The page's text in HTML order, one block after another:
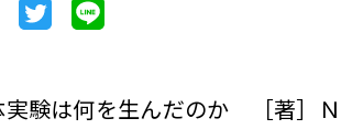
験は何を生んだのか ［著］Ｎ